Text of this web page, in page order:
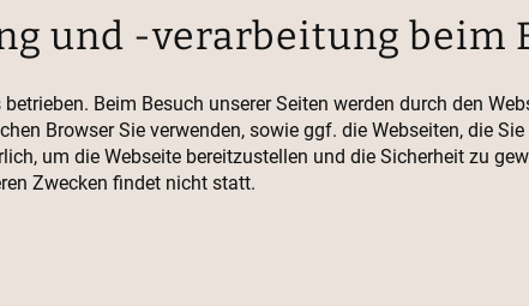
und -verarbeitung beim
Beim Besuch unserer Seiten werden durch den
Browser Sie verwenden, sowie ggf. die Webseiten, die
um die Webseite bereitzustellen und die Sicherheit zu
Zwecken findet nicht statt.